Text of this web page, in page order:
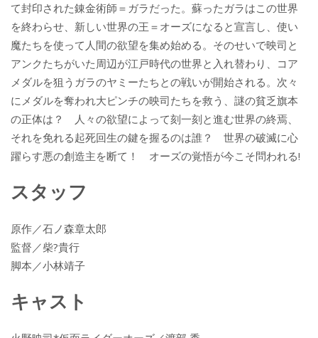
て封印された錬金術師＝ガラだった。蘇ったガラはこの世界
を終わらせ、新しい世界の王＝オーズになると宣言し、使い
魔たちを使って人間の欲望を集め始める。そのせいで映司と
アンクたちがいた周辺が江戸時代の世界と入れ替わり、コア
メダルを狙うガラのヤミーたちとの戦いが開始される。次々
にメダルを奪われ大ピンチの映司たちを救う、謎の貧乏旗本
の正体は？ 人々の欲望によって刻一刻と進む世界の終焉、
それを免れる起死回生の鍵を握るのは誰？ 世界の破滅に心
躍らす悪の創造主を断て！ オーズの覚悟が今こそ問われる!
スタッフ
原作／石ノ森章太郎
監督／柴?貴行
脚本／小林靖子
キャスト